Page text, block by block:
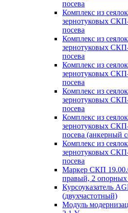
посева
Комплекс из
зернотуковых
посева
Комплекс из
зернотуковых
посева
Комплекс из
зернотуковых
посева
Комплекс из
зернотуковых
посева
Комплекс из
зернотуковых
посева (анкерный
Комплекс из
зернотуковых
посева
Маркер СКП
правый, 2 опорных
Курсоуказатель
(двухчастотный)
Модуль